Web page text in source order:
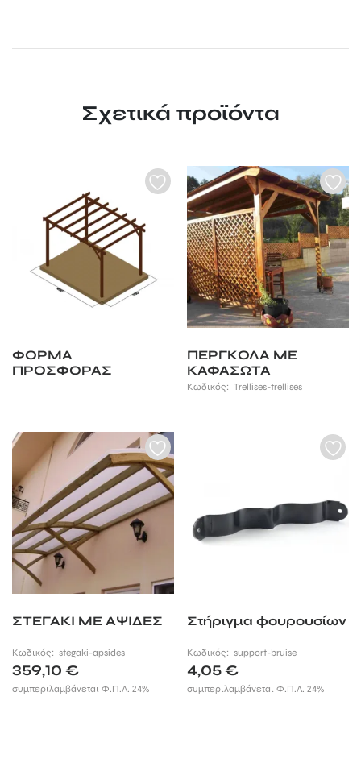
Σχετικά προϊόντα
ΦΟΡΜΑ
ΠΡΟΣΦΟΡΑΣ
ΠΕΡΓΚΟΛΑ ΜΕ
ΚΑΦΑΣΩΤΑ
Κωδικός:Trellises-trellises
ΣΤΕΓΑΚΙ ΜΕ ΑΨΙΔΕΣ
Κωδικός: stegaki-apsides
359,10 €
συμπεριλαμβάνεται Φ.Π.Α. 24%
Στήριγμα φουρουσίων
Κωδικός:support-bruise
4,05€
συμπεριλαμβάνεται Φ.Π.Α. 24%